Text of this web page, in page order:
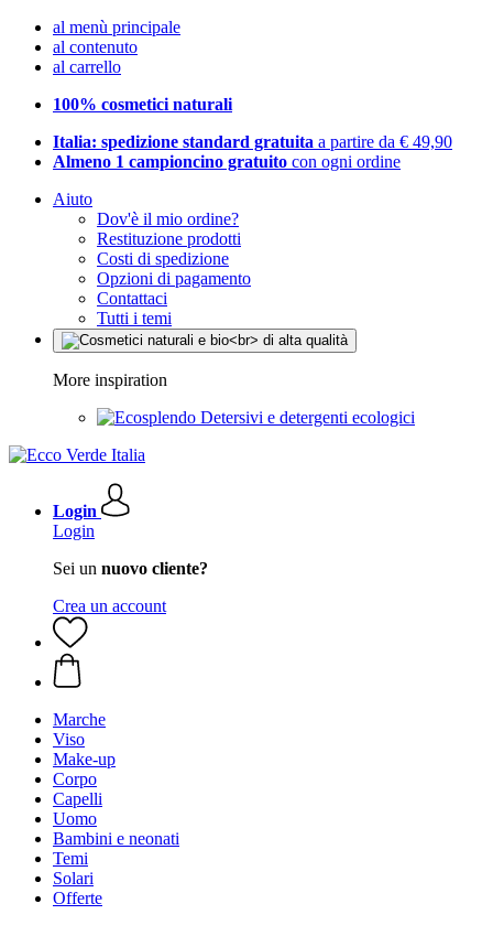
al menù principale
al contenuto
al carrello
100% cosmetici naturali
Italia: spedizione standard gratuita a partire da € 49,90
Almeno 1 campioncino gratuito con ogni ordine
Aiuto
Dov'è il mio ordine?
Restituzione prodotti
Costi di spedizione
Opzioni di pagamento
Contattaci
Tutti i temi
More inspiration
Detersivi e detergenti ecologici
Login
Login
Sei un nuovo cliente?
Crea un account
Marche
Viso
Make-up
Corpo
Capelli
Uomo
Bambini e neonati
Temi
Solari
Offerte